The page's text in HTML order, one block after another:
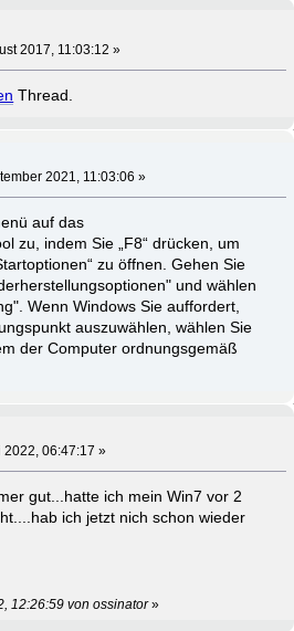
2017, 11:03:12 »
Thread.
2021, 11:03:06 »
auf das
zu, indem Sie „F8“ drücken, um
zu öffnen. Gehen Sie
und wählen
Wenn Windows Sie auffordert,
auszuwählen, wählen Sie
der Computer ordnungsgemäß
2022, 06:47:17 »
gut...hatte ich mein Win7 vor 2
ich jetzt nich schon wieder
12:26:59 von ossinator»